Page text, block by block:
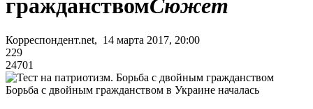
гражданствомСюжет
Корреспондент.net, 14 марта 2017, 20:00
229
24701
Борьба с двойным гражданством в Украине началась